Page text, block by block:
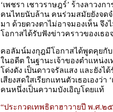
‘เพชรา เชาวราษฎร์’ ร้างลาวง
คนไทยนับล้าน คนร่วมสมัยยังจด
มา ด้วยดวงตาไม่อาจมองเห็น จึ
โอกาสได้รับฟังข่าวคราวของเธอ
คอลัมน์มงกุฎมีโอกาสได้พูดคุยกับ
ในอดีต ในฐานะเจ้าของตำแหน่ง
โด่งดัง เป็นดาวจรัลแสง และยัง
เสียงสดใสเรียกแทนตัวเธอเองว่า
คนหนึ่งเป็นความบังเอิญโดยแท้
“ประกวดเทพธิดาฮาวายปี พ.ศ.๒